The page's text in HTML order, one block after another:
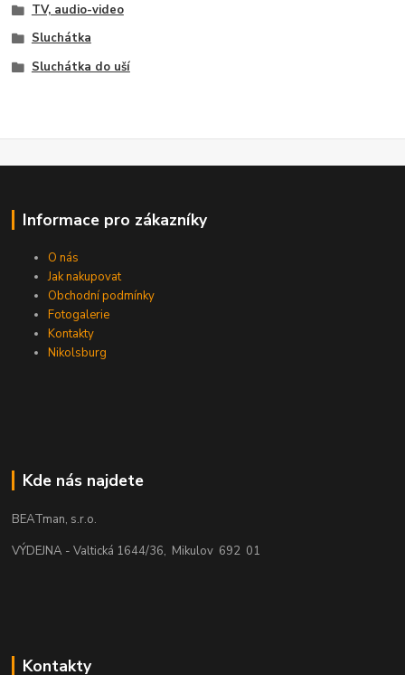
TV, audio-video
Sluchátka
Sluchátka do uší
Informace pro zákazníky
O nás
Jak nakupovat
Obchodní podmínky
Fotogalerie
Kontakty
Nikolsburg
Kde nás najdete
BEATman, s.r.o.
VÝDEJNA - Valtická 1644/36, Mikulov 692 01
Kontakty